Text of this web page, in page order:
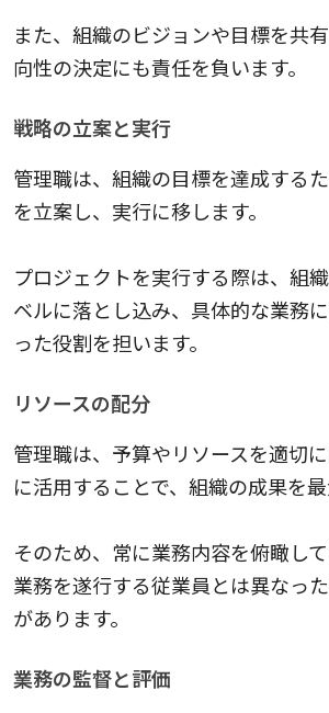
また、組織のビジョンや目標を共
向性の決定にも責任を負います。
戦略の立案と実行
管理職は、組織の目標を達成する
を立案し、実行に移します。
プロジェクトを実行する際は、組
ベルに落とし込み、具体的な業務
った役割を担います。
リソースの配分
管理職は、予算やリソースを適切
に活用することで、組織の成果を最
そのため、常に業務内容を俯瞰し
業務を遂行する従業員とは異なっ
があります。
業務の監督と評価